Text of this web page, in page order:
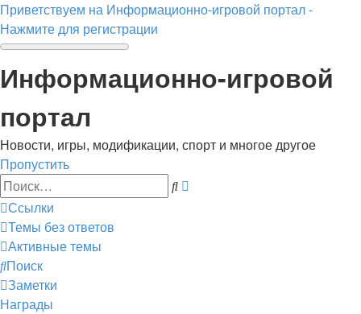
Приветствуем на Информационно-игровой портал -
Нажмите для регистрации
Информационно-игровой
портал
Новости, игры, модификации, спорт и многое другое
Пропустить
Поиск
Ссылки
Темы без ответов
Активные темы
Поиск
Заметки
Награды